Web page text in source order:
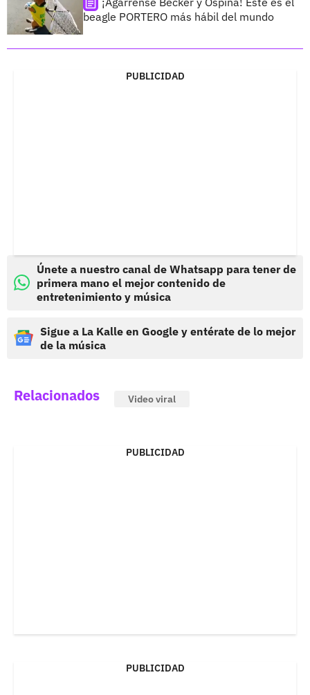
beagle PORTERO más hábil del mundo
PUBLICIDAD
Únete a nuestro canal de Whatsapp para tener de
primera mano el mejor contenido de
entretenimiento y música
Sigue a La Kalle en Google y entérate de lo mejor
de la música
Relacionados Video viral
PUBLICIDAD
PUBLICIDAD